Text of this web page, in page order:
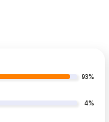
93%
4%